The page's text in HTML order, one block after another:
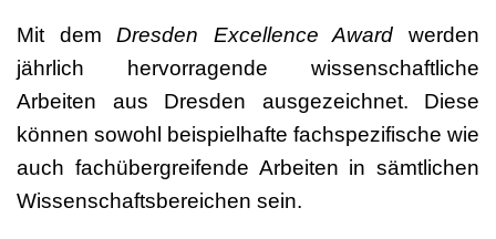
Mit demDresden Excellence Award werden
jährlich hervorragende wissenschaftliche
Arbeiten aus Dresden ausgezeichnet. Diese
können sowohl beispielhafte fachspezifische wie
auch fachübergreifende Arbeiten in sämtlichen
Wissenschaftsbereichen sein.